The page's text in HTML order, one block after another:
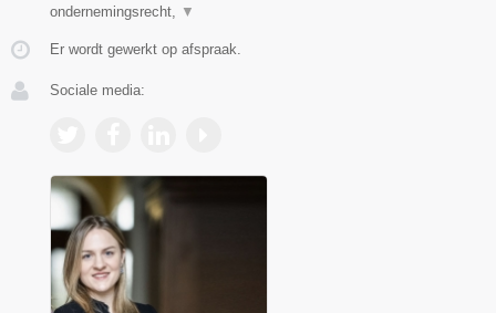
ondernemingsrecht, ▼
Er wordt gewerkt op afspraak.
Sociale media: